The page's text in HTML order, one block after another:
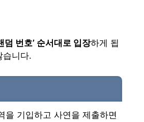
덤 번호’ 순서대로 입장하게 됩
습니다.
을 기입하고 사연을 제출하면